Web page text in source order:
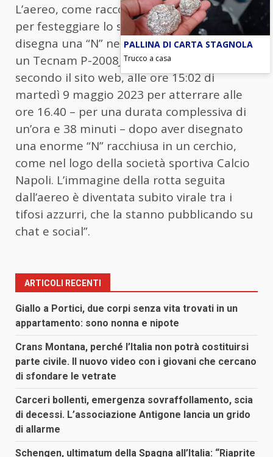
L’aereo, come raccontaFanPage, “Aereo
per festeggiare lo scudetto del Napoli
disegna una “N” nei cieli del Golfo FOTOè
un Tecnam P-2008JC, decollato da Capua,
secondo il sito web, alle ore 15:02 di
martedì 9 maggio 2023 per atterrare alle
ore 16.40 – per una durata complessiva di
un’ora e 38 minuti – dopo aver disegnato
una enorme “N” racchiusa in un cerchio,
come nel logo della società sportiva Calcio
Napoli. L’immagine della rotta seguita
dall’aereo è diventata subito virale tra i
tifosi azzurri, che la stanno pubblicando su
chat e social”.
ARTICOLI RECENTI
Giallo a Portici, due corpi senza vita trovati in un
appartamento: sono nonna e nipote
Crans Montana, perché l’Italia non potrà costituirsi
parte civile. Il nuovo video con i giovani che cercano
di sfondare le vetrate
Carceri bollenti, emergenza sovraffollamento, scia
di decessi. L’associazione Antigone lancia un grido
di allarme
Schengen, ultimatum della Spagna all’Italia: “Riaprite
PALLINA DI CARTA STAGNOLA
Trucco a casa